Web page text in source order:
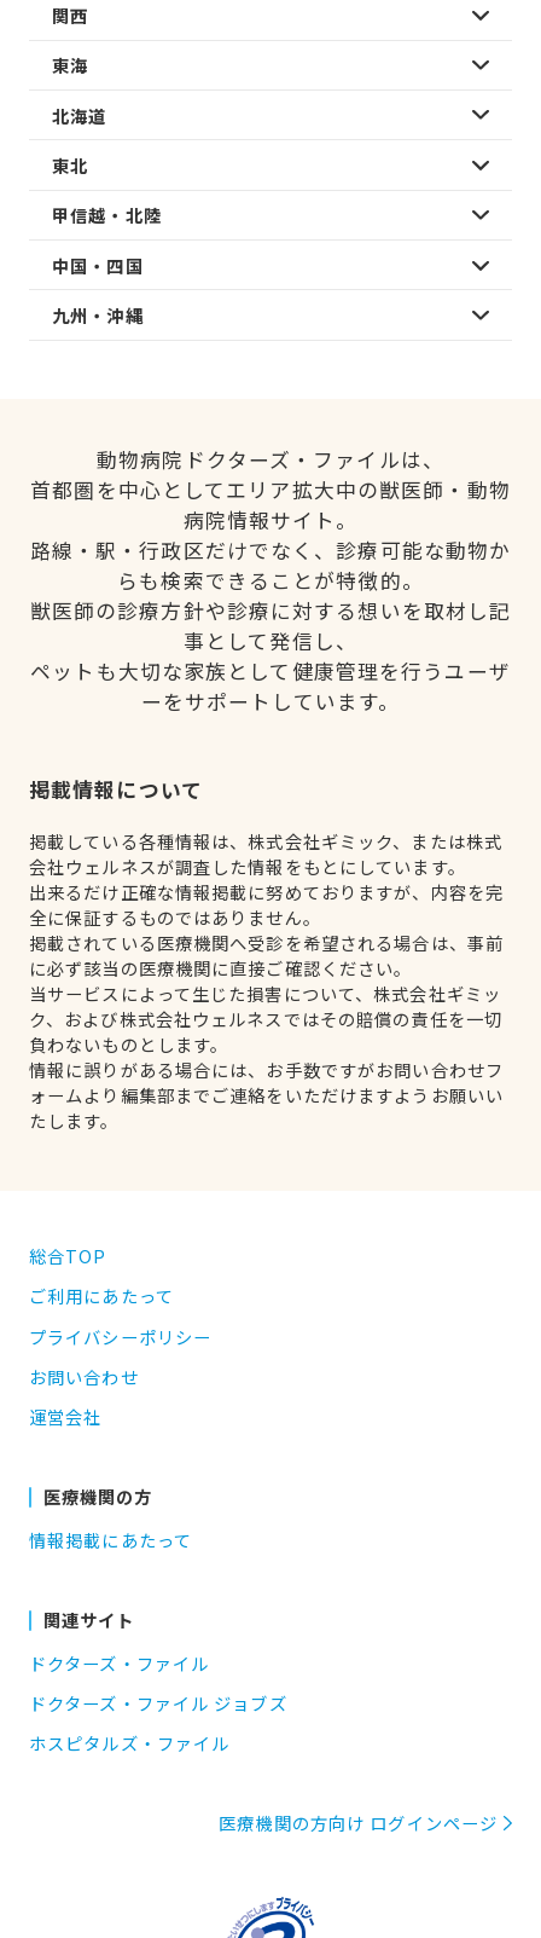
関西
東海
北海道
東北
甲信越・北陸
中国・四国
九州・沖縄
動物病院ドクターズ・ファイルは、
首都圏を中心としてエリア拡大中の獣医師・動物
病院情報サイト。
路線・駅・行政区だけでなく、診療可能な動物か
らも検索できることが特徴的。
獣医師の診療方針や診療に対する想いを取材し記
事として発信し、
ペットも大切な家族として健康管理を行うユーザ
ーをサポートしています。
掲載情報について
掲載している各種情報は、株式会社ギミック、または株式
会社ウェルネスが調査した情報をもとにしています。
出来るだけ正確な情報掲載に努めておりますが、内容を完
全に保証するものではありません。
掲載されている医療機関へ受診を希望される場合は、事前
に必ず該当の医療機関に直接ご確認ください。
当サービスによって生じた損害について、株式会社ギミッ
ク、および株式会社ウェルネスではその賠償の責任を一切
負わないものとします。
情報に誤りがある場合には、お手数ですがお問い合わせフ
ォームより編集部までご連絡をいただけますようお願いい
たします。
総合TOP
ご利用にあたって
プライバシーポリシー
お問い合わせ
運営会社
医療機関の方
情報掲載にあたって
関連サイト
ドクターズ・ファイル
ドクターズ・ファイル ジョブズ
ホスピタルズ・ファイル
医療機関の方向け ログインページ